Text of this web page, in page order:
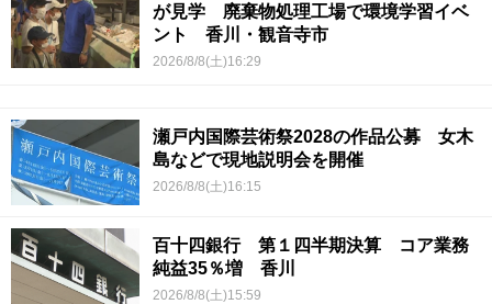
が見学 廃棄物処理工場で環境学習イベ
ント 香川・観音寺市
2026/8/8(土)16:29
瀬戸内国際芸術祭2028の作品公募 女木
島などで現地説明会を開催
2026/8/8(土)16:15
百十四銀行 第１四半期決算 コア業務
純益35％増 香川
2026/8/8(土)15:59